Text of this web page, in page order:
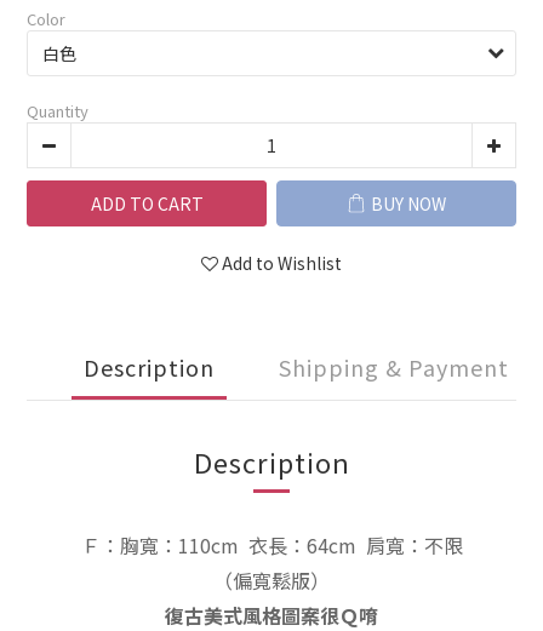
Color
Quantity
ADD TO CART BUY NOW
Add to Wishlist
Description Shipping & Payment
Description
Ｆ：胸寬：110cm 衣長：64cm 肩寬：不限
（偏寬鬆版）
復古美式風格圖案很Ｑ唷